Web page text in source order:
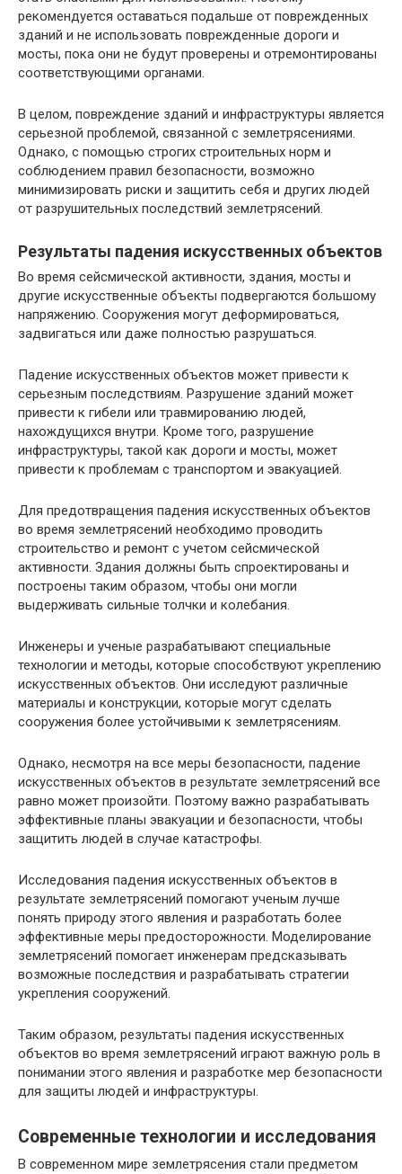
рекомендуется оставаться подальше от поврежденных
зданий и не использовать поврежденные дороги и
мосты, пока они не будут проверены и отремонтированы
соответствующими органами.
В целом, повреждение зданий и инфраструктуры является
серьезной проблемой, связанной с землетрясениями.
Однако, с помощью строгих строительных норм и
соблюдением правил безопасности, возможно
минимизировать риски и защитить себя и других людей
от разрушительных последствий землетрясений.
Результаты падения искусственных объектов
Во время сейсмической активности, здания, мосты и
другие искусственные объекты подвергаются большому
напряжению. Сооружения могут деформироваться,
задвигаться или даже полностью разрушаться.
Падение искусственных объектов может привести к
серьезным последствиям. Разрушение зданий может
привести к гибели или травмированию людей,
нахождущихся внутри. Кроме того, разрушение
инфраструктуры, такой как дороги и мосты, может
привести к проблемам с транспортом и эвакуацией.
Для предотвращения падения искусственных объектов
во время землетрясений необходимо проводить
строительство и ремонт с учетом сейсмической
активности. Здания должны быть спроектированы и
построены таким образом, чтобы они могли
выдерживать сильные толчки и колебания.
Инженеры и ученые разрабатывают специальные
технологии и методы, которые способствуют укреплению
искусственных объектов. Они исследуют различные
материалы и конструкции, которые могут сделать
сооружения более устойчивыми к землетрясениям.
Однако, несмотря на все меры безопасности, падение
искусственных объектов в результате землетрясений все
равно может произойти. Поэтому важно разрабатывать
эффективные планы эвакуации и безопасности, чтобы
защитить людей в случае катастрофы.
Исследования падения искусственных объектов в
результате землетрясений помогают ученым лучше
понять природу этого явления и разработать более
эффективные меры предосторожности. Моделирование
землетрясений помогает инженерам предсказывать
возможные последствия и разрабатывать стратегии
укрепления сооружений.
Таким образом, результаты падения искусственных
объектов во время землетрясений играют важную роль в
понимании этого явления и разработке мер безопасности
для защиты людей и инфраструктуры.
Современные технологии и исследования
В современном мире землетрясения стали предметом